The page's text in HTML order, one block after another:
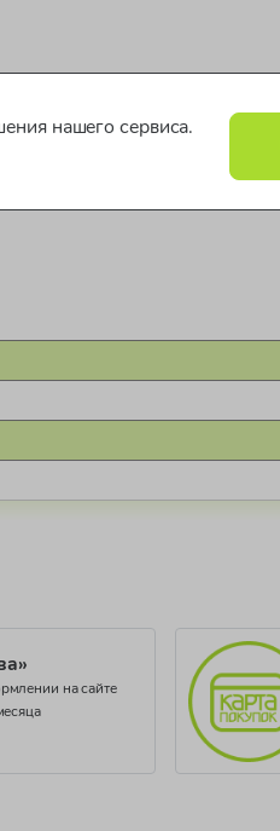
на сайте
нашего сервиса.